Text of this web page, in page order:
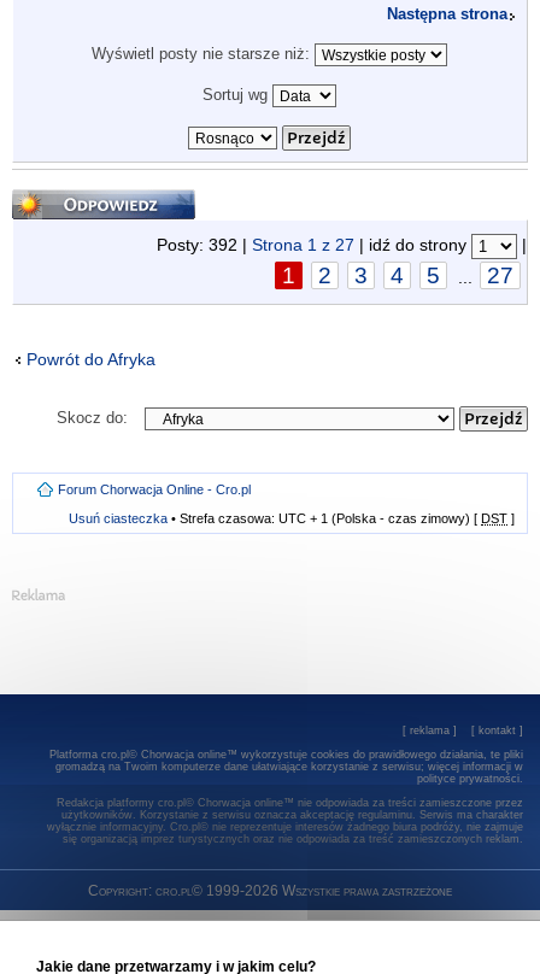
Następna strona
Wyświetl posty nie starsze niż:
Sortuj wg
Odpowiedz
Posty: 392 | Strona 1 z 27 | idź do strony |
1 2 3 4 5 27
Powrót do Afryka
Skocz do:
Forum Chorwacja Online - Cro.pl
Usuń ciasteczka • Strefa czasowa: UTC + 1 (Polska - czas zimowy) [ DST ]
[ reklama ] [ kontakt]
Platforma cro.pl© Chorwacja online™ wykorzystuje cookies do prawidłowego działania, te pliki
gromadzą na Twoim komputerze dane ułatwiające korzystanie z serwisu; więcej informacji w
polityce prywatności.
Redakcja platformy cro.pl© Chorwacja online™ nie odpowiada za treści zamieszczone przez
użytkowników. Korzystanie z serwisu oznacza akceptację regulaminu. Serwis ma charakter
wyłącznie informacyjny. Cro.pl© nie reprezentuje interesów żadnego biura podróży, nie zajmuje
się organizacją imprez turystycznych oraz nie odpowiada za treść zamieszczonych reklam.
Copyright: cro.pl© 1999-2026 Wszystkie prawa zastrzeżone
Jakie dane przetwarzamy i w jakim celu?